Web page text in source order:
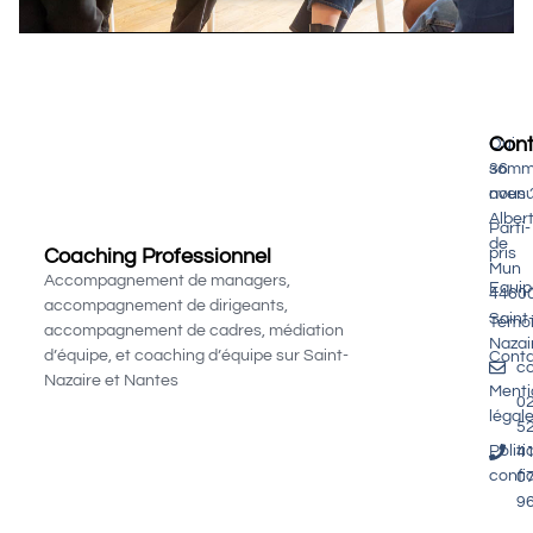
Coaching Professionnel
Accompagnement de managers,
accompagnement de dirigeants,
accompagnement de cadres, médiation
d’équipe, et coaching d’équipe sur Saint-
Nazaire et Nantes
Qui
nous
Parti-
pris
36
de
Mun